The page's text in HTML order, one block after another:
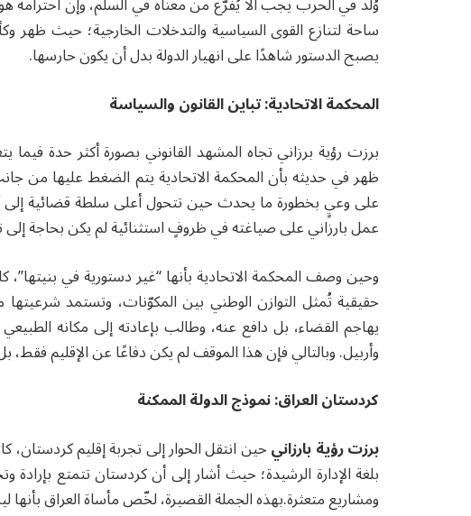
ساحة لتنازع القوى السياسية والتدخلات الخارجية؛ حيث ظهر
يصبح الدستور شاهدًا على انهيار الدولة بدل أن يكون حارسها.
المحكمة الاتحادية: تباين القانون والسياسة
برزت رؤية برزاني تجاه المشهد القانوني بصورة أكثر حدة فيما
ظهر في حديثه بأن المحكمة الاتحادية يتم الضغط عليها من
على وعيٍ بخطورة ما يحدث حين تتحول أعلى سلطة قضائية إلى
عمل بارزاني على صياغته في ظروفٍ استثنائية لم يكن بحاجة إلى
وحين وصف المحكمة الاتحادية بأنها “غير دستورية في
حقيقية تُمثل التوازن الوطني بين المكوّنات، وتستمد
يهاجم القضاء، بل دافع عنه، وطالب بإعادته إلى مكانه
وأربيل. وبالتالي فإن هذا الموقف لم يكن دفاعًا عن الإقليم فقط،
كردستان العراق: نموذج الدولة الممكنة
برزت رؤية بارزانيحين انتقل الحوار إلى تجربة إقليم كردستان،
بلغة الإدارة الرشيدة؛ حيث أشار إلى أن كردستان تتمتع
ومشاريع متعثرة.بهذه الجملة القصيرة، لخّص مأساة العراق بأنها